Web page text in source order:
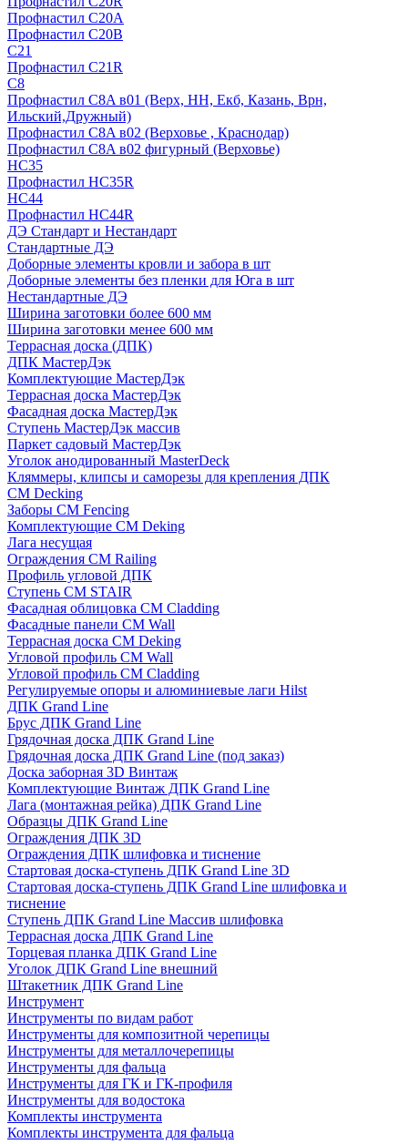
Профнастил С20А
Профнастил С20В
C21
Профнастил С21R
C8
Профнастил С8A в01 (Верх, НН, Екб, Казань, Врн,
Ильский,Дружный)
Профнастил С8A в02 (Верховье , Краснодар)
Профнастил С8A в02 фигурный (Верховье)
HС35
Профнастил HC35R
НС44
Профнастил НС44R
ДЭ Стандарт и Нестандарт
Стандартные ДЭ
Доборные элементы кровли и забора в шт
Доборные элементы без пленки для Юга в шт
Нестандартные ДЭ
Ширина заготовки более 600 мм
Ширина заготовки менее 600 мм
Террасная доска (ДПК)
ДПК МастерДэк
Комплектующие МастерДэк
Террасная доска МастерДэк
Фасадная доска МастерДэк
Ступень МастерДэк массив
Паркет садовый МастерДэк
Уголок анодированный MasterDeck
Кляммеры, клипсы и саморезы для крепления ДПК
CM Decking
Заборы CM Fencing
Комплектующие CM Deking
Лага несущая
Ограждения CM Railing
Профиль угловой ДПК
Ступень CM STAIR
Фасадная облицовка CM Cladding
Фасадные панели CM Wall
Террасная доска CM Deking
Угловой профиль CM Wall
Угловой профиль CM Cladding
Регулируемые опоры и алюминиевые лаги Hilst
ДПК Grand Line
Брус ДПК Grand Line
Грядочная доска ДПК Grand Line
Грядочная доска ДПК Grand Line (под заказ)
Доска заборная 3D Винтаж
Комплектующие Винтаж ДПК Grand Line
Лага (монтажная рейка) ДПК Grand Line
Образцы ДПК Grand Line
Ограждения ДПК 3D
Ограждения ДПК шлифовка и тиснение
Стартовая доска-ступень ДПК Grand Line 3D
Стартовая доска-ступень ДПК Grand Line шлифовка и
тиснение
Ступень ДПК Grand Line Массив шлифовка
Террасная доска ДПК Grand Line
Торцевая планка ДПК Grand Line
Уголок ДПК Grand Line внешний
Штакетник ДПК Grand Line
Инструмент
Инструменты по видам работ
Инструменты для композитной черепицы
Инструменты для металлочерепицы
Инструменты для фальца
Инструменты для ГК и ГК-профиля
Инструменты для водостока
Комплекты инструмента
Комплекты инструмента для фальца